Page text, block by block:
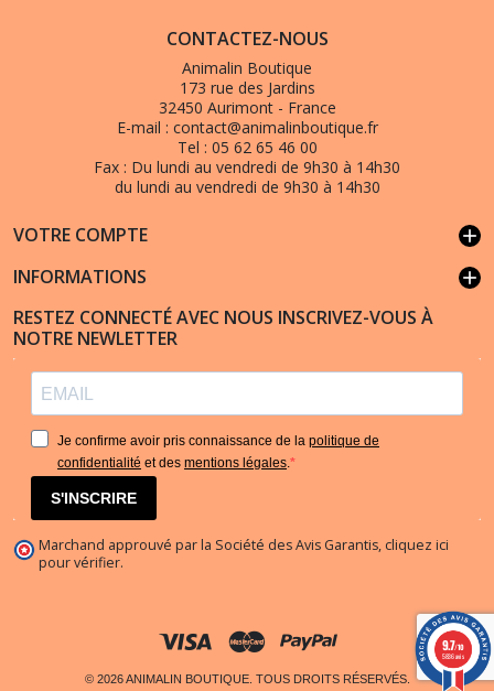
CONTACTEZ-NOUS
Animalin Boutique
173 rue des Jardins
32450 Aurimont - France
E-mail : contact@animalinboutique.fr
Tel : 05 62 65 46 00
Fax : Du lundi au vendredi de 9h30 à 14h30
du lundi au vendredi de 9h30 à 14h30
VOTRE COMPTE add
INFORMATIONS add
RESTEZ CONNECTÉ AVEC NOUS INSCRIVEZ-VOUS À
NOTRE NEWLETTER
Je confirme avoir pris connaissance de la politique de
confidentialité et des mentions légales.
S'INSCRIRE
Marchand approuvé par la Société des Avis Garantis, cliquez ici
pour vérifier.
© 2026 ANIMALIN BOUTIQUE. TOUS DROITS RÉSERVÉS.
9.7/10
5836 avis